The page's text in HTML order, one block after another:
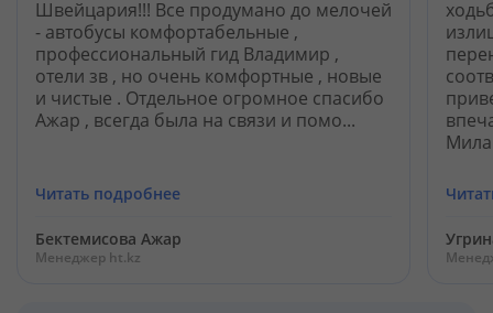
Кабинет туриста
Валюта: KZT USD EUR
Установи наше мобильное приложение
Швейцария!!! Все продумано до мелочей
- автобусы комфортабельные ,
профессиональный гид Владимир ,
отели зв , но очень комфортные , новые
и чистые . Отдельное огромное спасибо
Ажар , всегда была на связи и помо...
Читать подробнее
Бектемисова Ажар
Менеджер ht.kz